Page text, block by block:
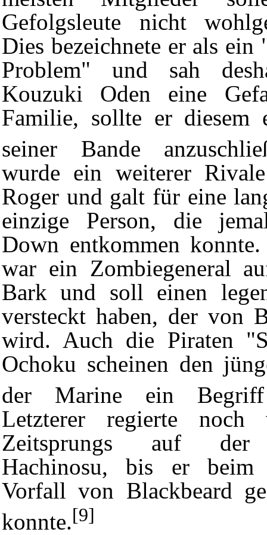
Gefolgsleute nicht
Dies bezeichnete er als ein
Problem" und sah
Kouzuki Oden eine
Familie, sollte er diesem
seiner Bande
wurde ein weiterer
Roger und galt für eine
einzige Person, die
Down entkommen
war ein Zombiegeneral
Bark und soll einen
versteckt haben, der von
wird. Auch die Piraten "
Ochoku scheinen den
der Marine ein
Letzterer regierte noch
Zeitsprungs auf der
Hachinosu, bis er
Vorfall von Blackbeard
konnte.[9]